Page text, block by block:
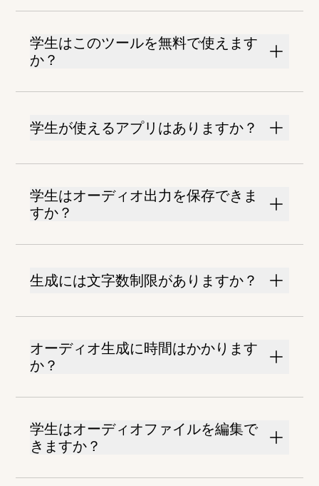
学生はこのツールを無料で使えます
か？
学生が使えるアプリはありますか？
学生はオーディオ出力を保存できま
すか？
生成には文字数制限がありますか？
オーディオ生成に時間はかかります
か？
学生はオーディオファイルを編集で
きますか？